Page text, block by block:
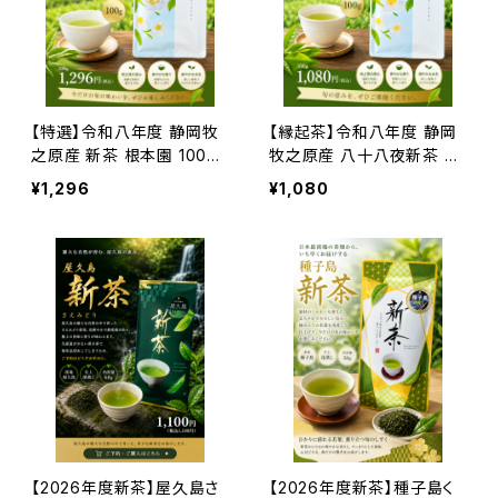
【特選】令和八年度 静岡牧
之原産 新茶 根本園 100g
｜厳選茶葉使用｜2026年
新茶
¥1,296
【縁起茶】令和八年度 静岡
牧之原産 八十八夜新茶 不
老門 100g｜無病息災を願
う2026年新茶
¥1,080
【2026年度新茶】屋久島さ
【2026年度新茶】種子島く